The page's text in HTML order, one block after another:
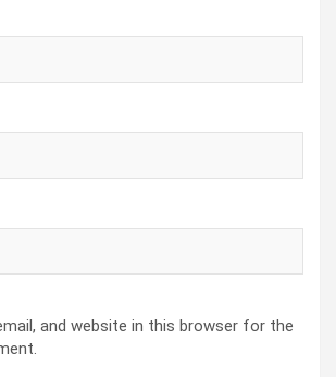
and website in this browser for the